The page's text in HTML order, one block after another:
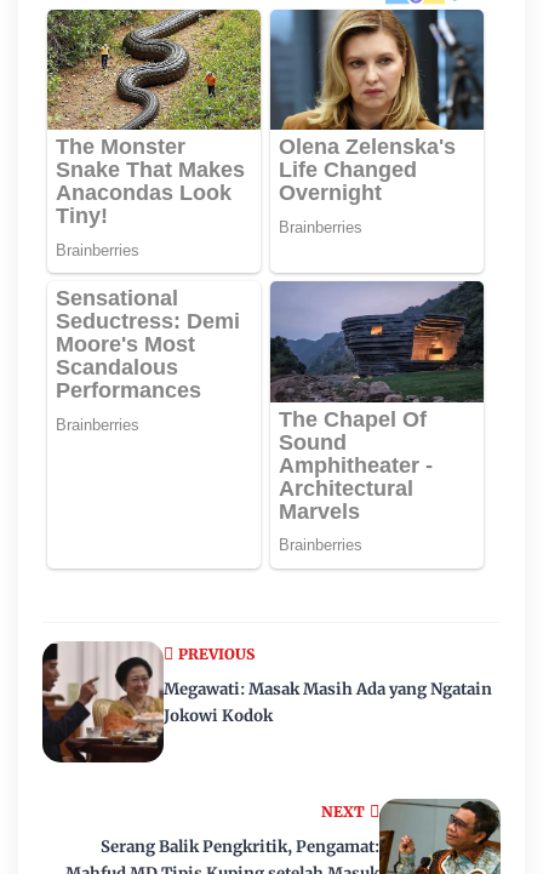
NEXT
Serang Balik Pengkritik, Pengamat:
PREVIOUS
Megawati: Masak Masih Ada yang Ngatain
Jokowi Kodok